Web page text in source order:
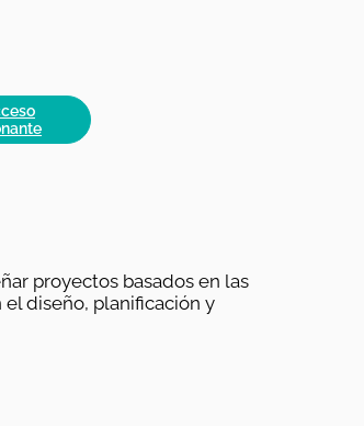
proyectos basados en las
diseño, planificación y